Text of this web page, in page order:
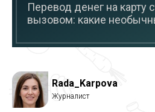
Перевод денег на карту
вызовом: какие
Rada_Karpova